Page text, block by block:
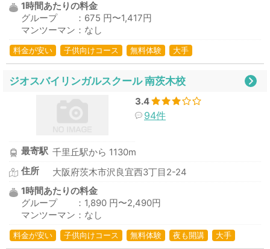
1時間あたりの料金
グループ ：675 円〜1,417円
マンツーマン：なし
料金が安い 子供向けコース 無料体験 大手
ジオスバイリンガルスクール 南茨木校
3.4
94件
最寄駅 千里丘駅から 1130m
住所
大阪府茨木市沢良宜西3丁目2-24
1時間あたりの料金
グループ ：1,890 円〜2,490円
マンツーマン：なし
料金が安い 子供向けコース 無料体験 夜も開講 大手